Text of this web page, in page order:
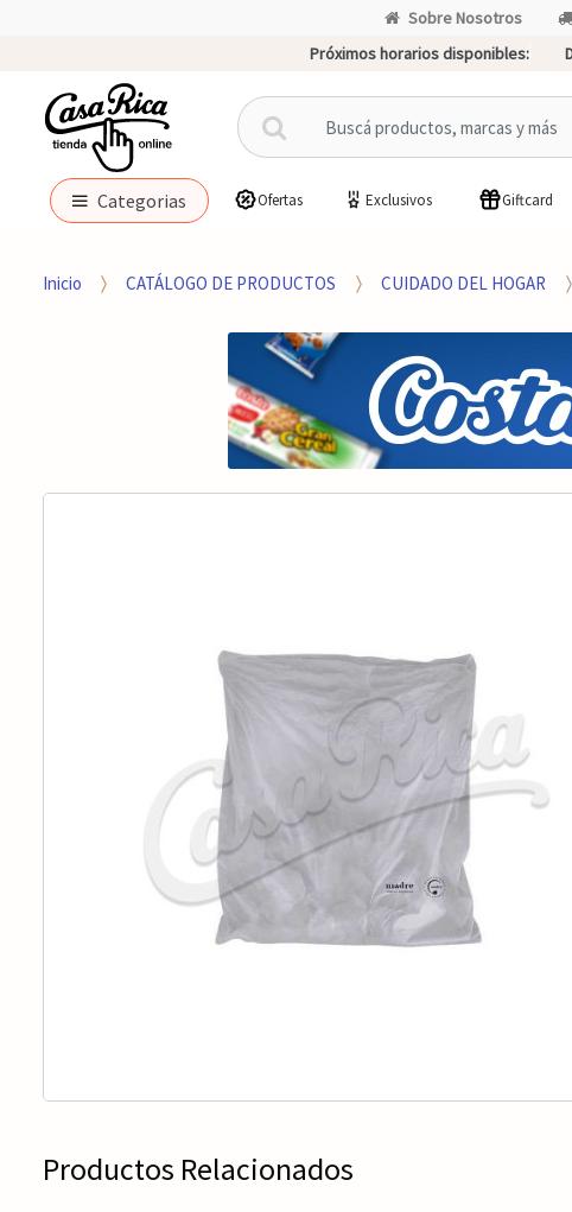
Sobre Nosotros
Próximos horarios disponibles:
B
u
c
p
r
Categorias Ofertas Exclusivos Giftcard
Inicio CATÁLOGO DE PRODUCTOS CUIDADO DEL HOGAR
Productos Relacionados